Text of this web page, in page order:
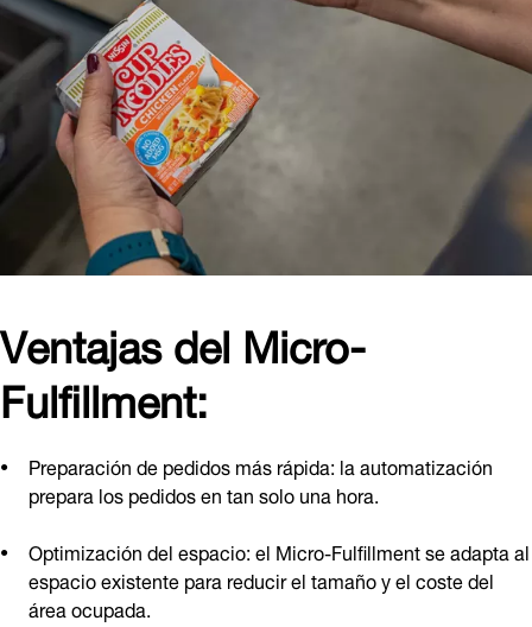
Ventajas del Micro-
Fulfillment:
Preparación de pedidos más rápida: la automatización
prepara los pedidos en tan solo una hora.
Optimización del espacio: el Micro-Fulfillment se adapta al
espacio existente para reducir el tamaño y el coste del
área ocupada.